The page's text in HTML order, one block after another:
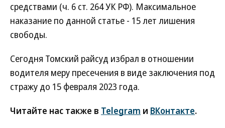
средствами (ч. 6 ст. 264 УК РФ). Максимальное
наказание по данной статье - 15 лет лишения
свободы.
Сегодня Томский райсуд избрал в отношении
водителя меру пресечения в виде заключения под
стражу до 15 февраля 2023 года.
Читайте нас также в Telegram и ВКонтакте.